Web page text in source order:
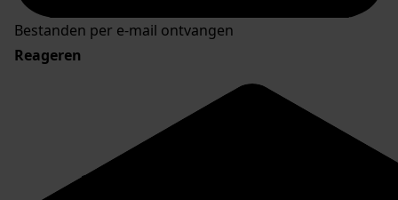
Bestanden per e-mail ontvangen
Reageren